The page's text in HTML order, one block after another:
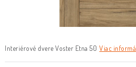
Interiérové dvere Voster Etna 50 Viac